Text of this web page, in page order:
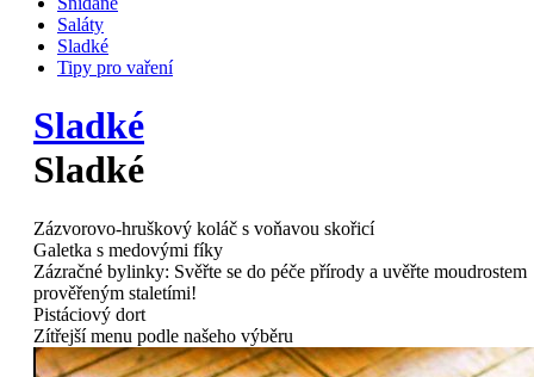
Saláty
Sladké
Tipy pro vaření
Sladké
Sladké
Zázvorovo-hruškový koláč s voňavou skořicí
Galetka s medovými fíky
Zázračné bylinky: Svěřte se do péče přírody a uvěřte moudrostem
prověřeným staletími!
Pistáciový dort
Zítřejší menu podle našeho výběru